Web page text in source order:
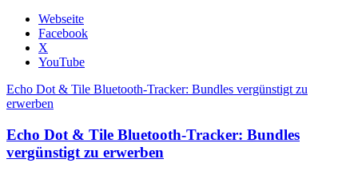
Webseite
Facebook
X
YouTube
Echo Dot & Tile Bluetooth-Tracker: Bundles vergünstigt zu
erwerben
Echo Dot & Tile Bluetooth-Tracker: Bundles
vergünstigt zu erwerben